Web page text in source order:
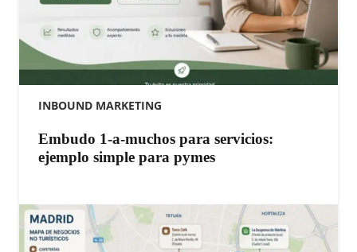
INBOUND MARKETING
Embudo 1-a-muchos para servicios:
ejemplo simple para pymes